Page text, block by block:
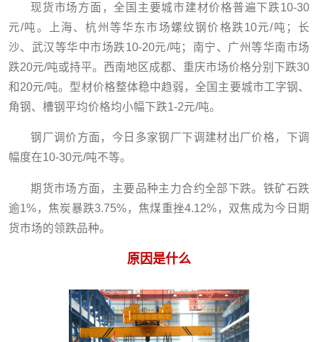
现货市场方面，全国主要城市建材价格普遍下跌10-30
元/吨。上海、杭州等华东市场螺纹钢价格跌10元/吨；长
沙、武汉等华中市场跌10-20元/吨；南宁、广州等华南市场
跌20元/吨或持平。 西南地区成都、重庆市场价格分别下跌30
和20元/吨。型材价格整体稳中趋弱，全国主要城市工字钢、
角钢、槽钢平均价格均小幅下跌1-2元/吨。
钢厂调价方面，今日多家钢厂下调建材出厂价格，下调
幅度在10-30元/吨不等。
期货市场方面，主要品种主力合约全部下跌。铁矿石跌
逾1%，焦炭暴跌3.75%，焦煤重挫4.12%，双焦成为今日期
货市场的领跌品种。
原因是什么